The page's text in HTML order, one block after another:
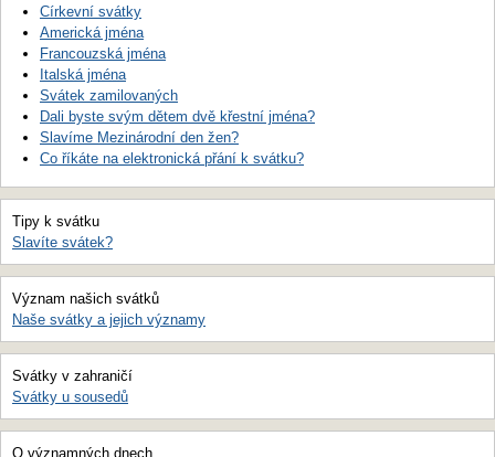
Církevní svátky
Americká jména
Francouzská jména
Italská jména
Svátek zamilovaných
Dali byste svým dětem dvě křestní jména?
Slavíme Mezinárodní den žen?
Co říkáte na elektronická přání k svátku?
Tipy k svátku
Slavíte svátek?
Význam našich svátků
Naše svátky a jejich významy
Svátky v zahraničí
Svátky u sousedů
O významných dnech